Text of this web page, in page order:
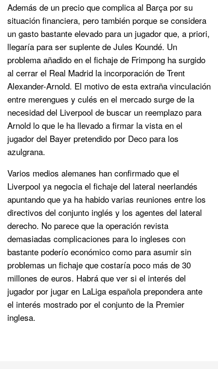
Además de un precio que complica al Barça por su
situación financiera, pero también porque se considera
un gasto bastante elevado para un jugador que, a priori,
llegaría para ser suplente de Jules Koundé. Un
problema añadido en el fichaje de Frimpong ha surgido
al cerrar el Real Madrid la incorporación de Trent
Alexander-Arnold. El motivo de esta extraña vinculación
entre merengues y culés en el mercado surge de la
necesidad del Liverpool de buscar un reemplazo para
Arnold lo que le ha llevado a firmar la vista en el
jugador del Bayer pretendido por Deco para los
azulgrana.
Varios medios alemanes han confirmado que el
Liverpool ya negocia el fichaje del lateral neerlandés
apuntando que ya ha habido varias reuniones entre los
directivos del conjunto inglés y los agentes del lateral
derecho. No parece que la operación revista
demasiadas complicaciones para lo ingleses con
bastante poderío económico como para asumir sin
problemas un fichaje que costaría poco más de 30
millones de euros. Habrá que ver si el interés del
jugador por jugar en LaLiga española prepondera ante
el interés mostrado por el conjunto de la Premier
inglesa.